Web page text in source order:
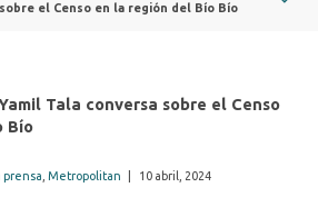
el Censo en la región del Bío Bío
Tala conversa sobre el Censo
Bío
prensa Metropolitan 10 abril, 2024